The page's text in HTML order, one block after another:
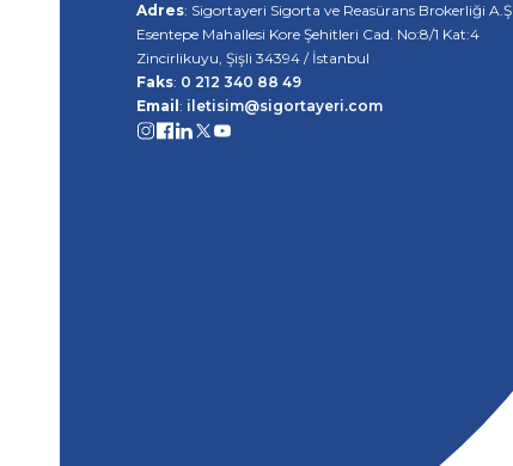
Adres: Sigortayeri Sigorta ve Reasürans Brokerliği A.Ş
Esentepe Mahallesi Kore Şehitleri Cad. No:8/1 Kat:4
Zincirlikuyu, Şişli 34394 / İstanbul
Faks: 0 212 340 88 49
Email : iletisim@sigortayeri.com